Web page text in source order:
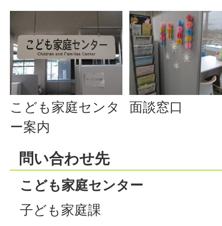
こども家庭センタ
ー案内
面談窓口
問い合わせ先
こども家庭センター
子ども家庭課